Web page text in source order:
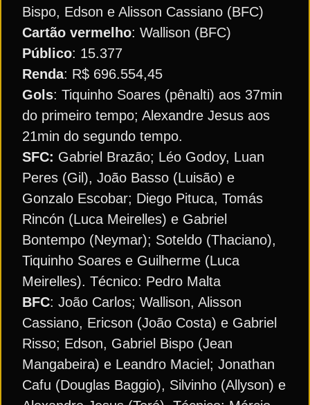
Bispo, Edson e Alisson Cassiano (BFC)
Cartão vermelho: Wallison (BFC)
Público: 15.377
Renda: R$ 696.554,45
Gols: Tiquinho Soares (pênalti) aos 37min
do primeiro tempo; Alexandre Jesus aos
21min do segundo tempo.
SFC: Gabriel Brazão; Léo Godoy, Luan
Peres (Gil), João Basso (Luisão) e
Gonzalo Escobar; Diego Pituca, Tomás
Rincón (Luca Meirelles) e Gabriel
Bontempo (Neymar); Soteldo (Thaciano),
Tiquinho Soares e Guilherme (Luca
Meirelles). Técnico: Pedro Malta
BFC: João Carlos; Wallison, Alisson
Cassiano, Ericson (João Costa) e Gabriel
Risso; Edson, Gabriel Bispo (Jean
Mangabeira) e Leandro Maciel; Jonathan
Cafu (Douglas Baggio), Silvinho (Allyson) e